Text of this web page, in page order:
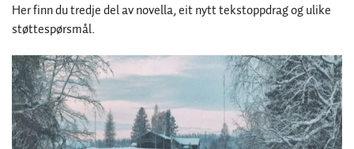
Her finn du tredje del av novella, eit nytt tekstoppdrag og ulike
støttespørsmål.